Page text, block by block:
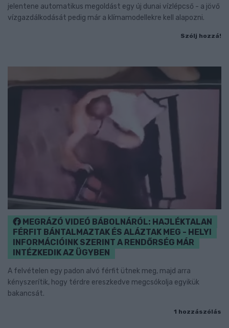
jelentene automatikus megoldást egy új dunai vízlépcső - a jövő
vízgazdálkodását pedig már a klímamodellekre kell alapozni.
Szólj hozzá!
MEGRÁZÓ VIDEÓ BÁBOLNÁRÓL: HAJLÉKTALAN
FÉRFIT BÁNTALMAZTAK ÉS ALÁZTAK MEG - HELYI
INFORMÁCIÓINK SZERINT A RENDŐRSÉG MÁR
INTÉZKEDIK AZ ÜGYBEN
A felvételen egy padon alvó férfit ütnek meg, majd arra
kényszerítik, hogy térdre ereszkedve megcsókolja egyikük
bakancsát.
1 hozzászólás